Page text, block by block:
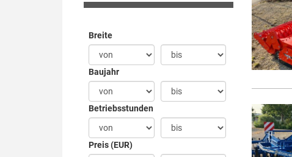
Breite
Baujahr
Betriebsstunden
Preis (EUR)